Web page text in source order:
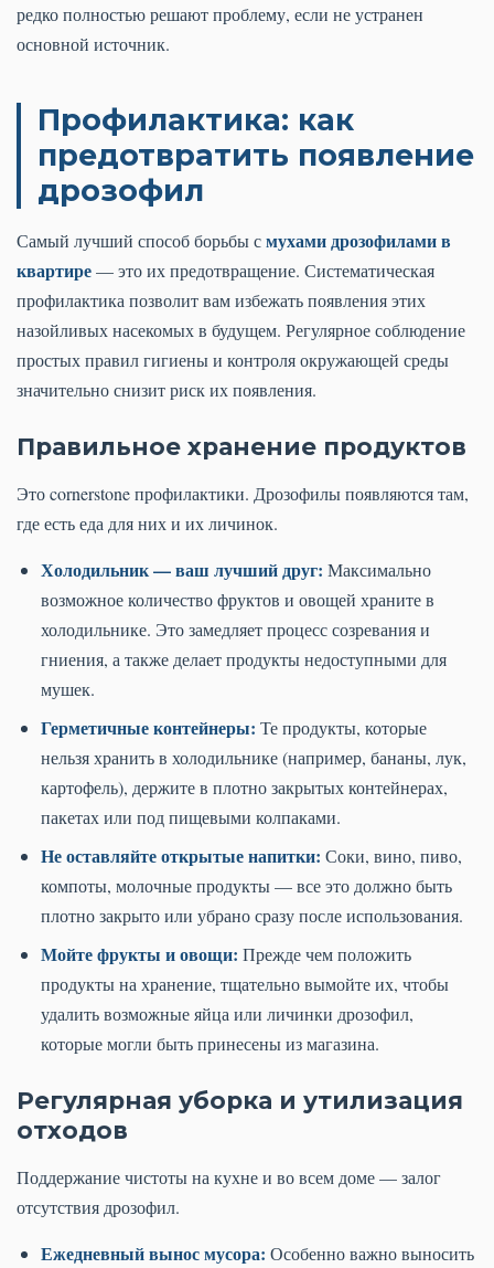
редко полностью решают проблему, если не устранен
основной источник.
Профилактика: как
предотвратить появление
дрозофил
Самый лучший способ борьбы смухами дрозофилами в
квартире— это их предотвращение. Систематическая
профилактика позволит вам избежать появления этих
назойливых насекомых в будущем. Регулярное соблюдение
простых правил гигиены и контроля окружающей среды
значительно снизит риск их появления.
Правильное хранение продуктов
Это cornerstone профилактики. Дрозофилы появляются там,
где есть еда для них и их личинок.
Холодильник — ваш лучший друг: Максимально
возможное количество фруктов и овощей храните в
холодильнике. Это замедляет процесс созревания и
гниения, а также делает продукты недоступными для
мушек.
Герметичные контейнеры: Те продукты, которые
нельзя хранить в холодильнике (например, бананы, лук,
картофель), держите в плотно закрытых контейнерах,
пакетах или под пищевыми колпаками.
Не оставляйте открытые напитки: Соки, вино, пиво,
компоты, молочные продукты — все это должно быть
плотно закрыто или убрано сразу после использования.
Мойте фрукты и овощи: Прежде чем положить
продукты на хранение, тщательно вымойте их, чтобы
удалить возможные яйца или личинки дрозофил,
которые могли быть принесены из магазина.
Регулярная уборка и утилизация
отходов
Поддержание чистоты на кухне и во всем доме — залог
отсутствия дрозофил.
Ежедневный вынос мусора: Особенно важно выносить